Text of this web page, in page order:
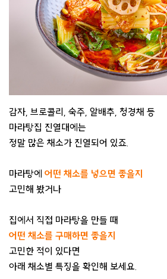
감자, 브로콜리, 숙주, 알배추, 청경채 등
마라탕집 진열대에는
정말 많은 채소가 진열되어 있죠.
마라탕에 어떤 채소를 넣으면 좋을지
고민해 봤거나
집에서 직접 마라탕을 만들 때
어떤 채소를 구매하면 좋을지
고민한 적이 있다면
아래 채소별 특징을 확인해 보세요.